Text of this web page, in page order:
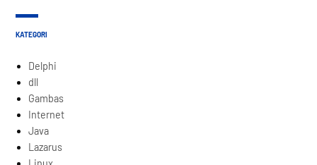
KATEGORI
Delphi
dll
Gambas
Internet
Java
Lazarus